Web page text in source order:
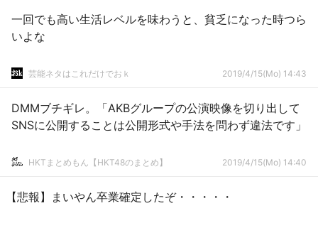
一回でも高い生活レベルを味わうと、貧乏になった時つら
いよな
芸能ネタはこれだけでおｋ 2019/4/15(Mo) 14:43
DMMブチギレ。「AKBグループの公演映像を切り出して
SNSに公開することは公開形式や手法を問わず違法です」
HKTまとめもん【HKT48のまとめ】 2019/4/15(Mo) 14:40
【悲報】まいやん卒業確定したぞ・・・・・